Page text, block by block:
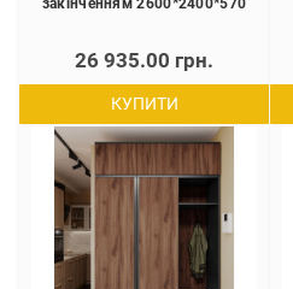
закінченням 2600*2400*570
26 935.00 грн.
КУПИТИ